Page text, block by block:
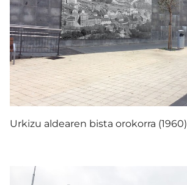
Urkizu aldearen bista orokorra (1960)